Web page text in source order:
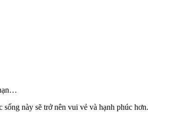
này sẽ trở nên vui vẻ và hạnh phúc hơn.